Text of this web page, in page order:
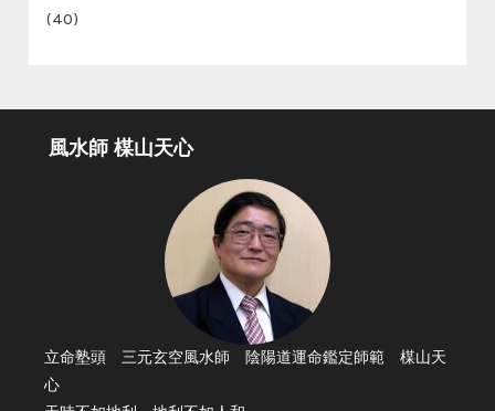
(40)
風水師 楳山天心
立命塾頭 三元玄空風水師 陰陽道運命鑑定師範 楳山天
心